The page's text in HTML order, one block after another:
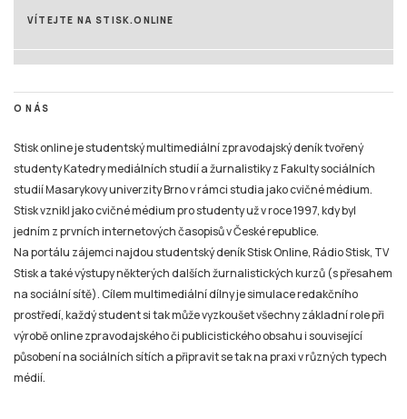
VÍTEJTE NA STISK.ONLINE
O NÁS
Stisk online je studentský multimediální zpravodajský deník tvořený
studenty Katedry mediálních studií a žurnalistiky z Fakulty sociálních
studií Masarykovy univerzity Brno v rámci studia jako cvičné médium.
Stisk vznikl jako cvičné médium pro studenty už v roce 1997, kdy byl
jedním z prvních internetových časopisů v České republice.
Na portálu zájemci najdou studentský deník Stisk Online, Rádio Stisk, TV
Stisk a také výstupy některých dalších žurnalistických kurzů (s přesahem
na sociální sítě). Cílem multimediální dílny je simulace redakčního
prostředí, každý student si tak může vyzkoušet všechny základní role při
výrobě online zpravodajského či publicistického obsahu i související
působení na sociálních sítích a připravit se tak na praxi v různých typech
médií.